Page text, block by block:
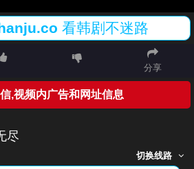
看韩剧不迷路
分享
,视频内广告和网址信息
尽
切换线路